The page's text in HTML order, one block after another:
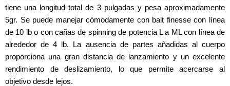
tiene una longitud total de 3 pulgadas y pesa aproximadamente
5gr. Se puede manejar cómodamente con bait finesse con línea
de 10 lb o con cañas de spinning de potencia L a ML con línea de
alrededor de 4 lb. La ausencia de partes añadidas al cuerpo
proporciona una gran distancia de lanzamiento y un excelente
rendimiento de deslizamiento, lo que permite acercarse al
objetivo desde lejos.